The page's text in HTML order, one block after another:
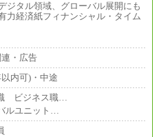
～680万円
残業代・家族手当含まず
を考慮の上、当社規定により確
給
代含まず
に変更なし
タル領域、グローバル展開にも
力経済紙フィナンシャル・タイム
・広告
内可)・中途
ビジネス職…
ルユニット…